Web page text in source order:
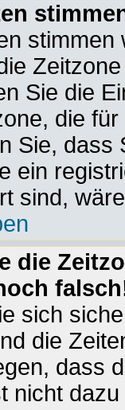
Sie die
die
Sie, dass
ein
sind,
die
sich
die
dass
nicht